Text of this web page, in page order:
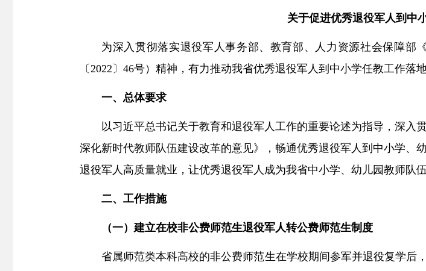
关于促进优秀退役军人到中
为深入贯彻落实退役军人事务部、教育部、人力资源社会保障
〔 2022〕46号） 精神，有力推动我省优秀退役军人到中小学任教工作落
一、 总体要求
以习近平总书记关于教育和退役军人工作的重要论述为指导 ，深入
深化新时代教师队伍建设改革的意见》，畅通优秀退役军人到中小学
退役军人高质量就业，让优秀退役军人成为我省中小学、幼儿园教师队
二、 工作措施
（一） 建立在校非公费师范生退役军人转公费师范生制度
省属师范类本科高校的非公费师范生在学校期间参军并退役复学后